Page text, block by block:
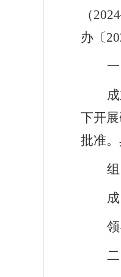
（2024
办 〔
下开
批准
组
成